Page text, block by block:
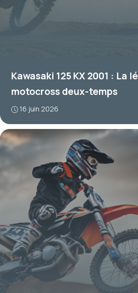
Kawasaki 125 KX 2001 : La
motocross deux-temps
16 juin 2026